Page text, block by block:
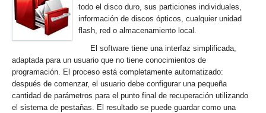
todo el disco duro, sus particiones individuales,
información de discos ópticos, cualquier unidad
flash, red o almacenamiento local.
El software tiene una interfaz simplificada,
adaptada para un usuario que no tiene conocimientos de
programación. El proceso está completamente automatizado:
después de comenzar, el usuario debe configurar una pequeña
cantidad de parámetros para el punto final de recuperación utilizando
el sistema de pestañas. El resultado se puede guardar como una